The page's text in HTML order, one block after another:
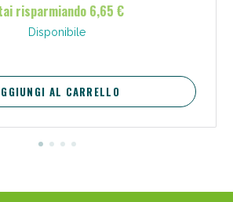
risparmiando 6,65 €
Disponibile
AL CARRELLO